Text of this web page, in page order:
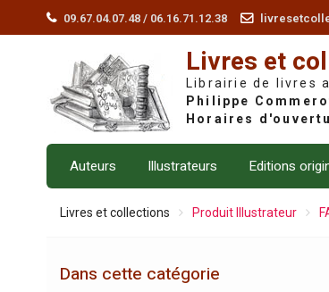
09.67.04.07.48 / 06.16.71.12.38
Livres et
Librairie de livres
Auteurs Illustrateurs Editions
Livres et collections Produit Illustrateur
Dans cette catégorie